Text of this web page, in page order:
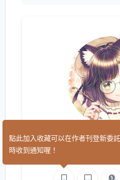
泡啾
點此加入收藏可以在作者刊登新委託
時收到通知喔！